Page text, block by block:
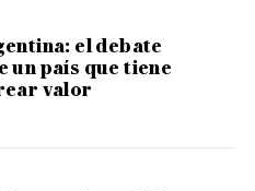
el debate
un país que tiene
valor